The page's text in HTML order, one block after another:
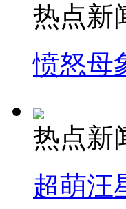
热点新
愤怒母
热点新
超萌汪